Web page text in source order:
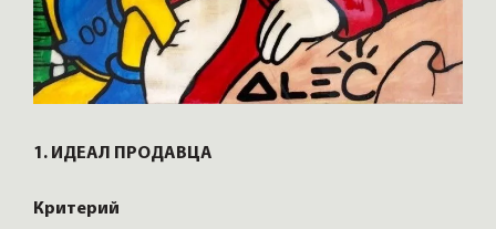
1. ИДЕАЛ ПРОДАВЦА
Критерий